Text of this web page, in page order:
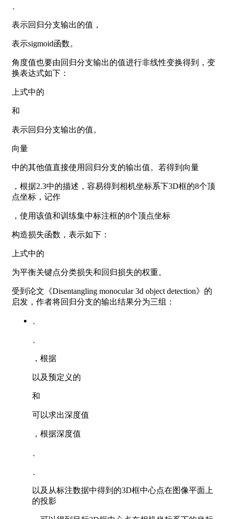
、
表示回归分支输出的值，
表示sigmoid函数。
角度值也要由回归分支输出的值进行非线性变换得到，变
换表达式如下：
上式中的
和
表示回归分支输出的值。
向量
中的其他值直接使用回归分支的输出值。若得到向量
，根据2.3中的描述，容易得到相机坐标系下3D框的8个顶
点坐标，记作
，使用该值和训练集中标注框的8个顶点坐标
构造损失函数，表示如下：
上式中的
为平衡关键点分类损失和回归损失的权重。
受到论文《Disentangling monocular 3d object detection》的
启发，作者将回归分支的输出结果分为三组：
、
、
，根据
以及预定义的
和
可以求出深度值
，根据深度值
、
、
以及从标注数据中得到的3D框中心点在图像平面上
的投影